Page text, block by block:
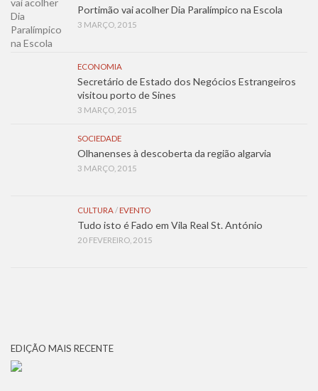
Portimão vai acolher Dia Paralímpico na Escola
3 MARÇO, 2015
ECONOMIA
Secretário de Estado dos Negócios Estrangeiros
visitou porto de Sines
3 MARÇO, 2015
SOCIEDADE
Olhanenses à descoberta da região algarvia
3 MARÇO, 2015
CULTURA / EVENTO
Tudo isto é Fado em Vila Real St. António
20 FEVEREIRO, 2015
EDIÇÃO MAIS RECENTE